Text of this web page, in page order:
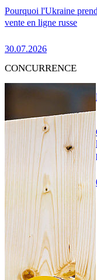
Pourquoi l'Ukraine
vente en ligne russe
30.07.2026
CONCURRENCE